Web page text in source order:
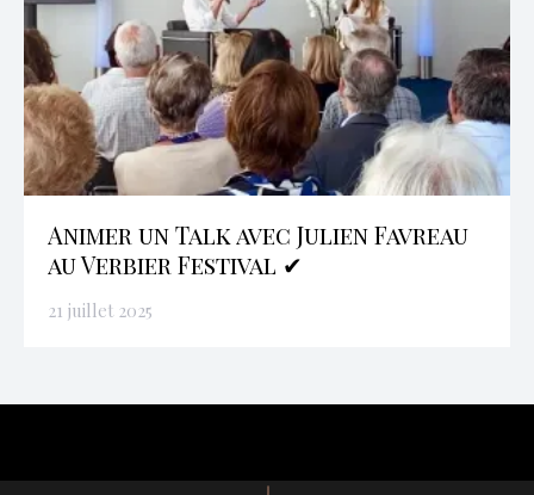
Animer un Talk avec Julien Favreau
au Verbier Festival ✔
21 juillet 2025